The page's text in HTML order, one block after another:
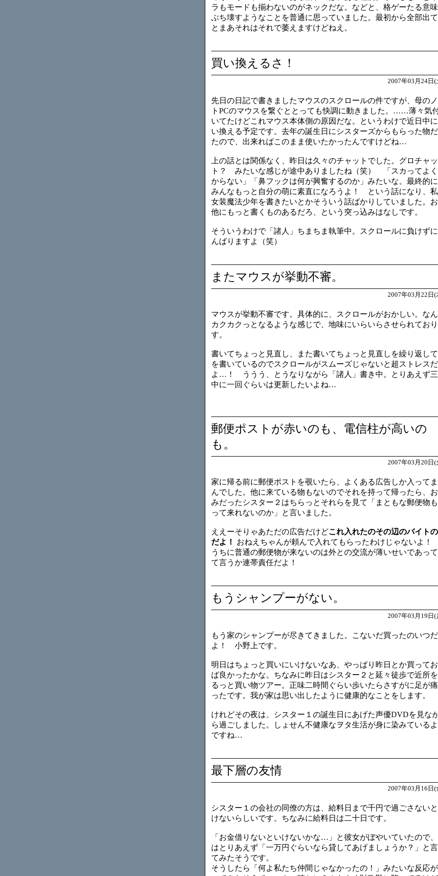
ラもモードも揃わないのがネックだな。などと、格ゲーたる意
ぶち壊すようなことを普通に思っていました。最初から全部出
とまあそれはそれで萎えますけどねえ。
買い換えるさ！
2007年03月24日(
先日の日記で書きましたマウスのスクロールの件ですが、母の
トPCのマウスを繋ぐととっても快調に動きました。……薄々気
いてたけどこれマウス本体側の原因だな。というわけで近日中
い換える予定です。去年の誕生日にシスターズからもらった物
たので、出来ればこのまま使いたかったんですけどね…
上の話とは関係なく、昨日は久々のチャットでした。グロチャッ
ト？ みたいな感じが途中ありましたね（笑） 「スカってよ
からない」「鼻フックは何が興奮するのか」みたいな。最終的
みんなもっと自分の萌に素直になろうよ！ という話になり、
女装魔法少年を書きたいとかそういう話ばかりしていました。
他にもっと書くものあるだろ、という突っ込みはなしです。
そういうわけで「諸人」ちまちま執筆中。スクロールに負けず
んばりますよ（笑）
またマウスが挙動不審。
2007年03月22日(
マウスが挙動不審です。具体的に、スクロールがおかしい。な
カクカクっとなるような感じで、地味にいらいらさせられており
す。
書いてちょっと見直し、また書いてちょっと見直しを繰り返し
を書いているのでスクロールがスムーズじゃないと超ストレスだ
よ…！ ううう、とうなりながら「諸人」書き中。とりあえず三
中に一回ぐらいは更新したいよね…
郵便ポストが赤いのも、電信柱が高いの
も。
2007年03月20日(
家に帰る前に郵便ポストを覗いたら、よくある広告しか入って
んでした。他に来ている物もないのでそれを持って帰ったら、
みだったシスター２はちらっとそれらを見て「まともな郵便物
って来れないのか」と言いました。
ええーそりゃあただの広告だけどこれ入れたのその辺のバイト
だよ！
おねえちゃんが頼んで入れてもらったわけじゃないよ！
うちに普通の郵便物が来ないのは外との交流が薄いせいであっ
て言うか連帯責任だよ！
もうシャンプーがない。
2007年03月19日(
もう家のシャンプーが尽きてきました。こないだ買ったのいつだ
よ！ 小野上です。
明日はちょっと買いにいけないなあ、やっぱり昨日とか買って
ば良かったかな。ちなみに昨日はシスター２と延々徒歩で近所
るっと買い物ツアー。正味二時間ぐらい歩いたらさすがに足が
ったです。我が家は思い出したように健康的なことをします。
けれどその夜は、シスター１の誕生日にあげた声優DVDを見な
ら過ごしました。しょせん不健康なヲタ生活が身に染みているよ
ですね…
最下層の友情
2007年03月16日(
シスター１の会社の同僚の方は、給料日まで千円で過ごさない
けないらしいです。ちなみに給料日は二十日です。
「お金借りないといけないかな…」と彼女がぼやいていたので
はとりあえず「一万円ぐらいなら貸してあげましょうか？」と
てみたそうです。
そうしたら「何よ私たち仲間じゃなかったの！」みたいな反応